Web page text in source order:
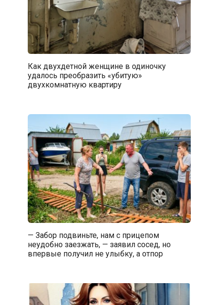
Как двухдетной женщине в одиночку
удалось преобразить «убитую»
двухкомнатную квартиру
— Забор подвиньте, нам с прицепом
неудобно заезжать, — заявил сосед, но
впервые получил не улыбку, а отпор